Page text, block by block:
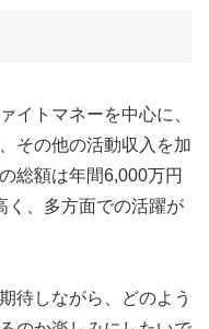
イトマネーを中心に、
その他の活動収入を加
総額は年間6,000万円
く、多方面での活躍が
待しながら、どのよう